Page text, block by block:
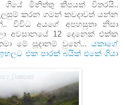
මිනිත්තු කීපයක් විතරයි..
කරන ගමන් කවදාවත් යන්න
විවිධ අයගේ අපහසුතා නිසා
අවසානයේ 12 දෙනෙක් එක්ක
මේ සූදානම් වුනේ... යකාගේ
එක පාරක් බයික් එකේ ගියා